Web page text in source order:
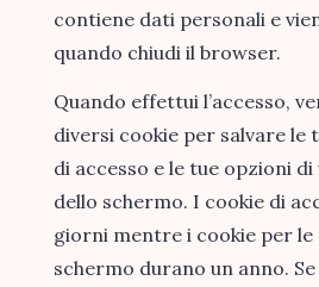
contiene dati personali e
quando chiudi il browser.
Quando effettui l’accesso,
diversi cookie per salvare le
di accesso e le tue opzioni
dello schermo. I cookie di
giorni mentre i cookie per le
schermo durano un anno.